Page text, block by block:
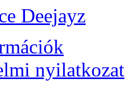
Deejayz
nyilatkozat